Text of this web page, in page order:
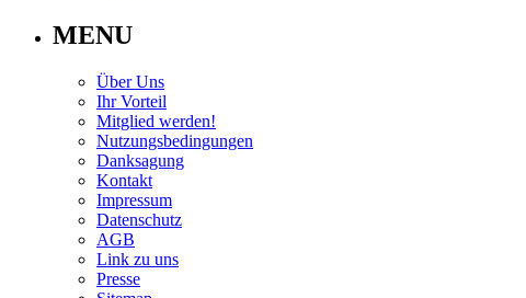
MENU
Über Uns
Ihr Vorteil
Mitglied werden!
Nutzungsbedingungen
Danksagung
Kontakt
Impressum
Datenschutz
AGB
Link zu uns
Presse